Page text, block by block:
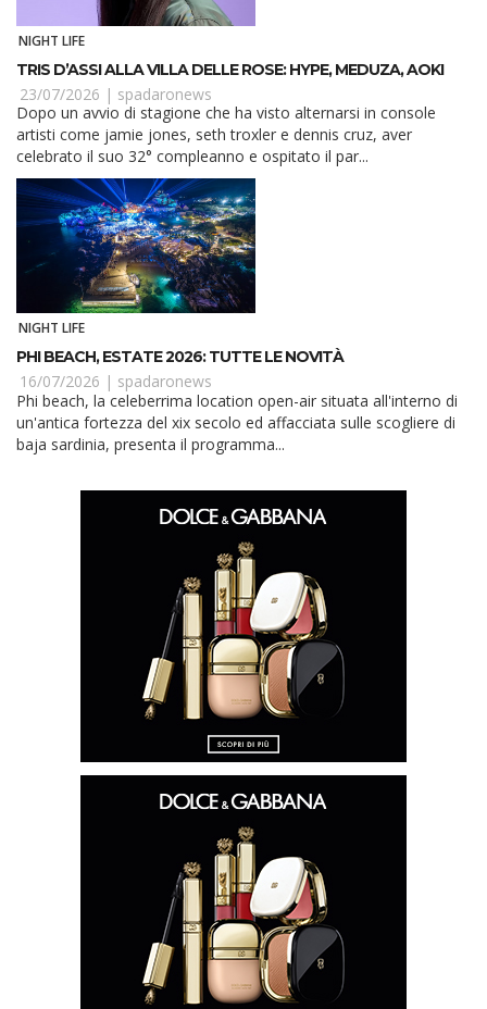
NIGHT LIFE
TRIS D’ASSI ALLA VILLA DELLE ROSE: HYPE, MEDUZA, AOKI
23/07/2026 | spadaronews
Dopo un avvio di stagione che ha visto alternarsi in console
artisti come jamie jones, seth troxler e dennis cruz, aver
celebrato il suo 32° compleanno e ospitato il par...
NIGHT LIFE
PHI BEACH, ESTATE 2026: TUTTE LE NOVITÀ
16/07/2026 | spadaronews
Phi beach, la celeberrima location open-air situata all'interno di
un'antica fortezza del xix secolo ed affacciata sulle scogliere di
baja sardinia, presenta il programma...